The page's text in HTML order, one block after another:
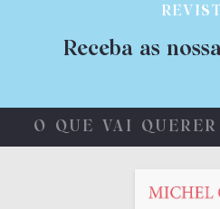
Receba as
O QUE VAI